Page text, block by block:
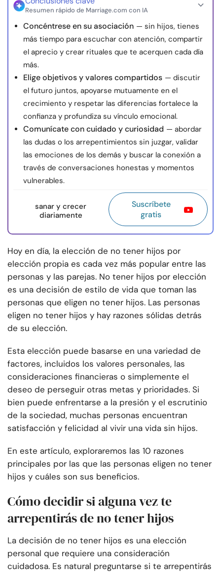
Resumen rápido de Marriage.com con IA
Concéntrese en su asociación — sin hijos, tienes
más tiempo para escuchar con atención, compartir
el aprecio y crear rituales que te acerquen cada día
más.
Elige objetivos y valores compartidos — discutir
el futuro juntos, apoyarse mutuamente en el
crecimiento y respetar las diferencias fortalece la
confianza y profundiza su vínculo emocional.
Comunícate con cuidado y curiosidad — abordar
las dudas o los arrepentimientos sin juzgar, validar
las emociones de los demás y buscar la conexión a
través de conversaciones honestas y momentos
vulnerables.
sanar y crecer
diariamente
Suscríbete
gratis
Hoy en día, la elección de no tener hijos por
elección propia es cada vez más popular entre las
personas y las parejas. No tener hijos por elección
es una decisión de estilo de vida que toman las
personas que eligen no tener hijos. Las personas
eligen no tener hijos y hay razones sólidas detrás
de su elección.
Esta elección puede basarse en una variedad de
factores, incluidos los valores personales, las
consideraciones financieras o simplemente el
deseo de perseguir otras metas y prioridades. Si
bien puede enfrentarse a la presión y el escrutinio
de la sociedad, muchas personas encuentran
satisfacción y felicidad al vivir una vida sin hijos.
En este artículo, exploraremos las 10 razones
principales por las que las personas eligen no tener
hijos y cuáles son sus beneficios.
Cómo decidir si alguna vez te
arrepentirás de no tener hijos
La decisión de no tener hijos es una elección
personal que requiere una consideración
cuidadosa. Es natural preguntarse si te arrepentirás